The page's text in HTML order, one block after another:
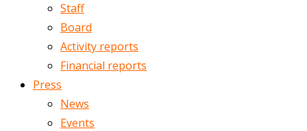
Staff
Board
Activity reports
Financial reports
Press
News
Events